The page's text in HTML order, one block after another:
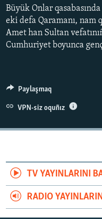
Русский
Українською
RFE/RS bütün saytları
Büyük Onlar
eki defa Qaramanı, nam
Amet han Sultan
Cumhuriyet boyunca
Paylaşmaq
VPN-siz oquñız
TV YAYINLARINI
RADIO